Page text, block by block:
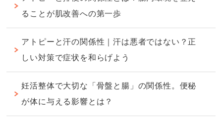
ることが肌改善への第一歩
アトピーと汗の関係性｜汗は悪者ではない？正
しい対策で症状を和らげよう
妊活整体で大切な「骨盤と腸」の関係性。便秘
が体に与える影響とは？